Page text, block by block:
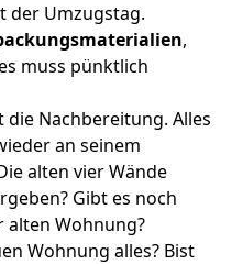
der Umzugstag.
,
muss pünktlich
Nachbereitung. Alles
an seinem
alten vier Wände
Gibt es noch
alten Wohnung?
Wohnung alles? Bist